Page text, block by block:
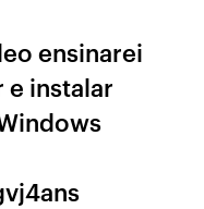
ensinarei
e instalar